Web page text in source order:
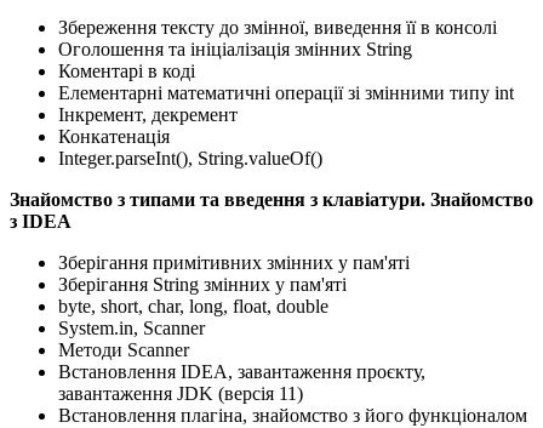
Збереження тексту до змінної, виведення її в консолі
Оголошення та ініціалізація змінних String
Коментарі в коді
Елементарні математичні операції зі змінними типу int
Інкремент, декремент
Конкатенація
Integer.parseInt(), String.valueOf()
Знайомство з типами та введення з клавіатури. Знайомство
з IDEA
Зберігання примітивних змінних у пам'яті
Зберігання String змінних у пам'яті
byte, short, char, long, float, double
System.in, Scanner
Методи Scanner
Встановлення IDEA, завантаження проєкту,
завантаження JDK (версія 11)
Встановлення плагіна, знайомство з його функціоналом